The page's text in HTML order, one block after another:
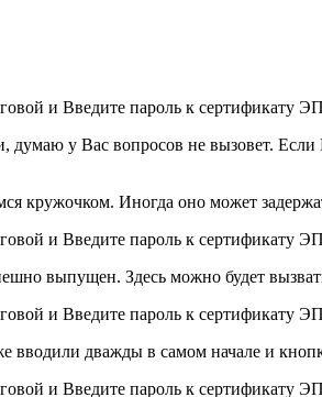
у Вас вопросов не вызовет.
кружочком. Иногда оно может
выпущен. Здесь можно будет
вводили дважды в самом начале и